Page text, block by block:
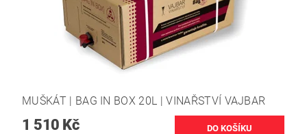
MUŠKÁT | BAG IN BOX 20L | VINAŘSTVÍ VAJBAR
1 510 Kč